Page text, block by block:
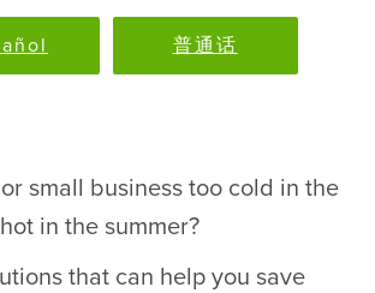
普通话
small business too cold in the
in the summer?
that can help you save